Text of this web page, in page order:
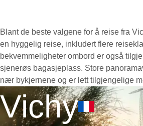
Blant de beste valgene for å reise fra
en hyggelig reise, inkludert flere
bekvemmeligheter ombord er også
sjenerøs bagasjeplass. Store
nær bykjernene og er lett tilgjengelige
Vichy